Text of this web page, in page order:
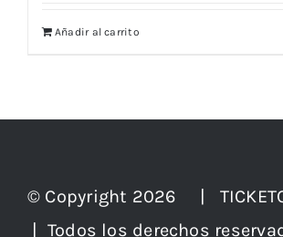
Añadir al carrito
© Copyright 2026 |
| Todos los derechos